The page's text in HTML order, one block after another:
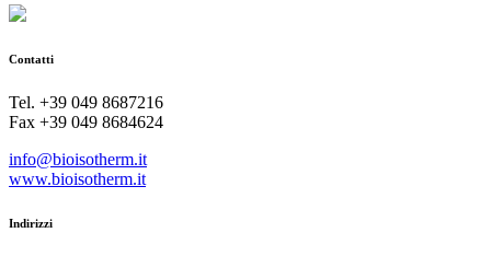
Contatti
Tel. +39 049 8687216
Fax +39 049 8684624
info@bioisotherm.it
www.bioisotherm.it
Indirizzi